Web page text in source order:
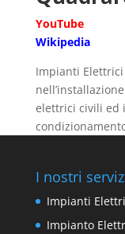
YouTube
Wikipedia
Impianti Elettrici
elettrici civili ed
I nostri
Impianti
Impianto